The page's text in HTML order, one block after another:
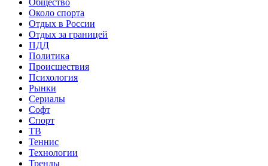
Общество
Около спорта
Отдых в России
Отдых за границей
ПДД
Политика
Происшествия
Психология
Рынки
Сериалы
Софт
Спорт
ТВ
Теннис
Технологии
Тренды